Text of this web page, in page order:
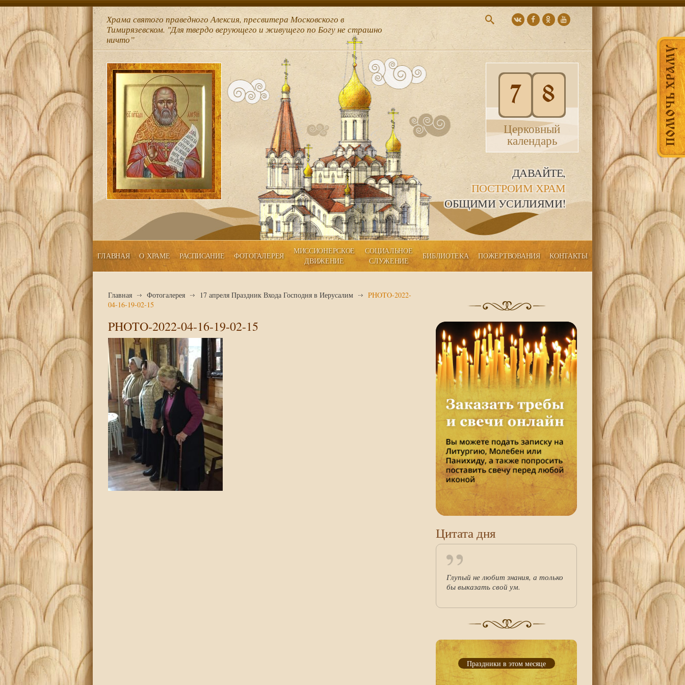
ПОМОЧЬ ХРАМУ
Храма святого праведного Алексия, пресвитера Московского в
Тимирязевском. "Для твердо верующего и живущего по Богу не страшно
ничто”
7 8
Церковный
календарь
ДАВАЙТЕ,
ПОСТРОИМ ХРАМ
ОБЩИМИ УСИЛИЯМИ!
ГЛАВНАЯ О ХРАМЕ РАСПИСАНИЕ ФОТОГАЛЕРЕЯ
МИССИОНЕРСКОЕ
ДВИЖЕНИЕ
СОЦИАЛЬНОЕ
СЛУЖЕНИЕ
БИБЛИОТЕКА ПОЖЕРТВОВАНИЯ КОНТАКТЫ
Главная Фотогалерея 17 апреля Праздник Входа Господня в Иерусалим
PHOTO-2022-
04-16-19-02-15
PHOTO-2022-04-16-19-02-15
Цитата дня
Глупый не любит знания, а только
бы выказать свой ум.
Праздники в этом месяце